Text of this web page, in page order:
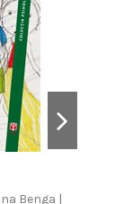
Benga |